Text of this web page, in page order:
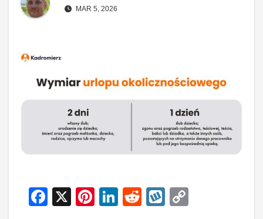
MAR 5, 2026
F
X
Pi
Li
R
W